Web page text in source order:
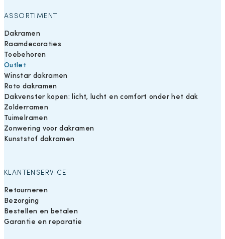
ASSORTIMENT
Dakramen
Raamdecoraties
Toebehoren
Outlet
Winstar dakramen
Roto dakramen
Dakvenster kopen: licht, lucht en comfort onder het dak
Zolderramen
Tuimelramen
Zonwering voor dakramen
Kunststof dakramen
KLANTENSERVICE
Retourneren
Bezorging
Bestellen en betalen
Garantie en reparatie